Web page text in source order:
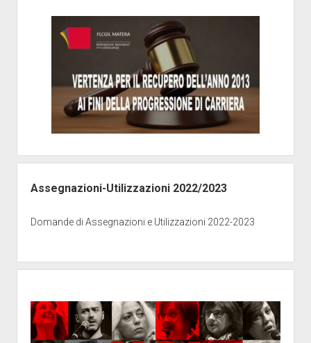
Assegnazioni-Utilizzazioni 2022/2023
Domande di Assegnazioni e Utilizzazioni 2022-2023